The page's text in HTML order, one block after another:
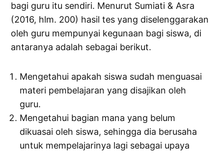
bagi guru itu sendiri. Menurut Sumiati & Asra
(2016, hlm. 200) hasil tes yang diselenggarakan
oleh guru mempunyai kegunaan bagi siswa, di
antaranya adalah sebagai berikut.
Mengetahui apakah siswa sudah menguasai
materi pembelajaran yang disajikan oleh
guru.
Mengetahui bagian mana yang belum
dikuasai oleh siswa, sehingga dia berusaha
untuk mempelajarinya lagi sebagai upaya